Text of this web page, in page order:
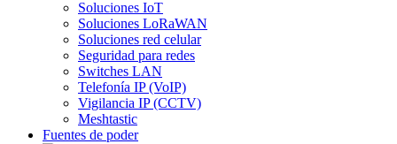
Soluciones IoT
Soluciones LoRaWAN
Soluciones red celular
Seguridad para redes
Switches LAN
Telefonía IP (VoIP)
Vigilancia IP (CCTV)
Meshtastic
Fuentes de poder